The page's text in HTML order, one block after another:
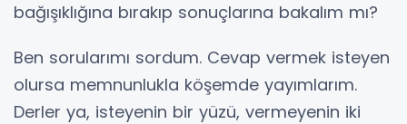
bağışıklığına bırakıp sonuçlarına bakalım mı?
Ben sorularımı sordum. Cevap vermek isteyen
olursa memnunlukla köşemde yayımlarım.
Derler ya, isteyenin bir yüzü, vermeyenin iki